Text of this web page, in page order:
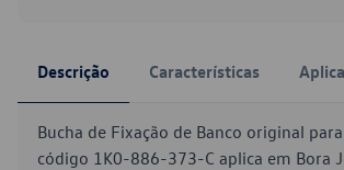
Descrição Características
Bucha de Fixação de Banco original
código 1K0-886-373-C aplica em Bora